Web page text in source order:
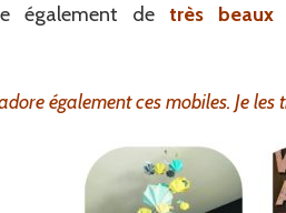
également detrès beaux
également ces mobiles. Je